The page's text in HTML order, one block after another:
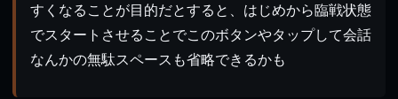
すくなることが目的だとすると、はじめから臨戦状態
でスタートさせることでこのボタンやタップして会話
なんかの無駄スペースも省略できるかも